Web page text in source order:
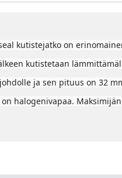
kutistejatko on
kutistetaan
ja sen pituus on 32
halogenivapaa.